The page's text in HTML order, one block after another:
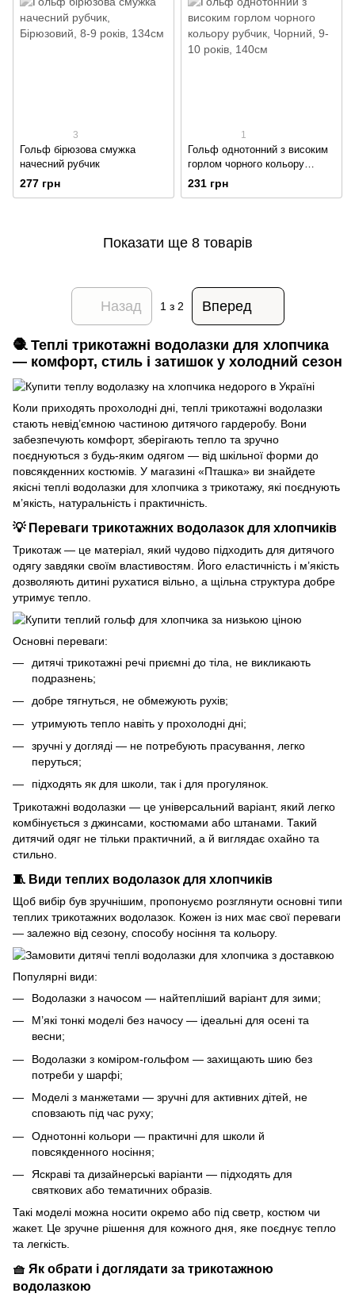
3
Гольф бірюзова смужка
начесний рубчик
277 грн
1
Гольф однотонний з високим
горлом чорного кольору
рубчик
231 грн
Показати ще 8 товарів
Назад 1 з 2 Вперед
🧶 Теплі трикотажні водолазки для хлопчика
— комфорт, стиль і затишок у холодний сезон
Коли приходять прохолодні дні, теплі трикотажні водолазки
стають невід’ємною частиною дитячого гардеробу. Вони
забезпечують комфорт, зберігають тепло та зручно
поєднуються з будь-яким одягом — від шкільної форми до
повсякденних костюмів. У магазині «Пташка» ви знайдете
якісні теплі водолазки для хлопчика з трикотажу, які поєднують
м’якість, натуральність і практичність.
💡 Переваги трикотажних водолазок для хлопчиків
Трикотаж — це матеріал, який чудово підходить для дитячого
одягу завдяки своїм властивостям. Його еластичність і м’якість
дозволяють дитині рухатися вільно, а щільна структура добре
утримує тепло.
Основні переваги:
дитячі трикотажні речі приємні до тіла, не викликають
подразнень;
добре тягнуться, не обмежують рухів;
утримують тепло навіть у прохолодні дні;
зручні у догляді — не потребують прасування, легко
перуться;
підходять як для школи, так і для прогулянок.
Трикотажні водолазки — це універсальний варіант, який легко
комбінується з джинсами, костюмами або штанами. Такий
дитячий одяг не тільки практичний, а й виглядає охайно та
стильно.
🧵 Види теплих водолазок для хлопчиків
Щоб вибір був зручнішим, пропонуємо розглянути основні типи
теплих трикотажних водолазок. Кожен із них має свої переваги
— залежно від сезону, способу носіння та кольору.
Популярні види:
Водолазки з начосом — найтепліший варіант для зими;
М’які тонкі моделі без начосу — ідеальні для осені та
весни;
Водолазки з коміром-гольфом — захищають шию без
потреби у шарфі;
Моделі з манжетами — зручні для активних дітей, не
сповзають під час руху;
Однотонні кольори — практичні для школи й
повсякденного носіння;
Яскраві та дизайнерські варіанти — підходять для
святкових або тематичних образів.
Такі моделі можна носити окремо або під светр, костюм чи
жакет. Це зручне рішення для кожного дня, яке поєднує тепло
та легкість.
🧺 Як обрати і доглядати за трикотажною
водолазкою